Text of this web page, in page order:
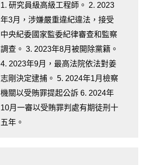
1. 研究員級高級工程師。 2. 2023
年3月，涉嫌嚴重違紀違法，接受
中央紀委國家監委紀律審查和監察
調查。 3. 2023年8月被開除黨籍。
4. 2023年9月，最高法院依法對姜
志剛決定逮捕。 5. 2024年1月檢察
機關以受賄罪提起公訴 6. 2024年
10月一審以受賄罪判處有期徒刑十
五年。